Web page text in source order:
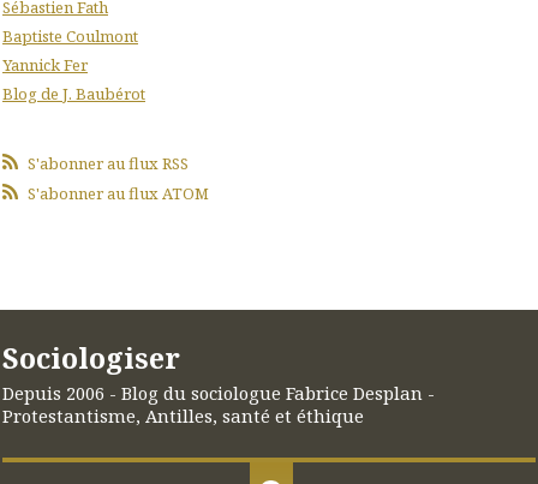
Sébastien Fath
Baptiste Coulmont
Yannick Fer
Blog de J. Baubérot
S'abonner au flux RSS
S'abonner au flux ATOM
Sociologiser
Depuis 2006 - Blog du sociologue Fabrice Desplan -
Protestantisme, Antilles, santé et éthique